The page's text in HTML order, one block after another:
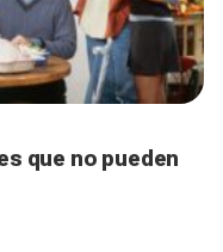
que no pueden